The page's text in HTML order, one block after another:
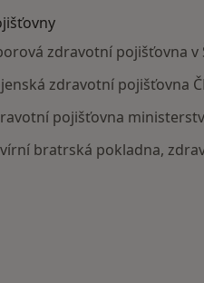
zdravotní pojišťovna v
zdravotní pojišťovna
pojišťovna
bratrská pokladna,